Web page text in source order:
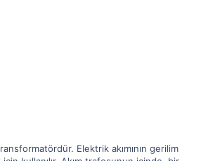
Elektrik akımının gerilim